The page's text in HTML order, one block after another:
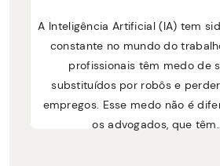
A Inteligência Artificial (IA) tem
constante no mundo do
profissionais têm medo de
substituídos por robôs e
empregos. Esse medo não é
os advogados, que